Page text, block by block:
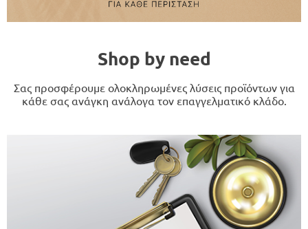
Shop by need
Σας προσφέρουμε ολοκληρωμένες λύσεις προϊόντων για
κάθε σας ανάγκη ανάλογα τον επαγγελματικό κλάδο.